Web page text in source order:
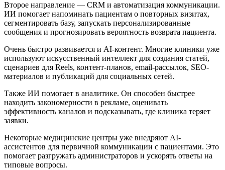
Второе направление — CRM и автоматизация коммуникации.
ИИ помогает напоминать пациентам о повторных визитах,
сегментировать базу, запускать персонализированные
сообщения и прогнозировать вероятность возврата пациента.
Очень быстро развивается и AI-контент. Многие клиники уже
используют искусственный интеллект для создания статей,
сценариев для Reels, контент-планов, email-рассылок, SEO-
материалов и публикаций для социальных сетей.
Также ИИ помогает в аналитике. Он способен быстрее
находить закономерности в рекламе, оценивать
эффективность каналов и подсказывать, где клиника теряет
заявки.
Некоторые медицинские центры уже внедряют AI-
ассистентов для первичной коммуникации с пациентами. Это
помогает разгружать администраторов и ускорять ответы на
типовые вопросы.